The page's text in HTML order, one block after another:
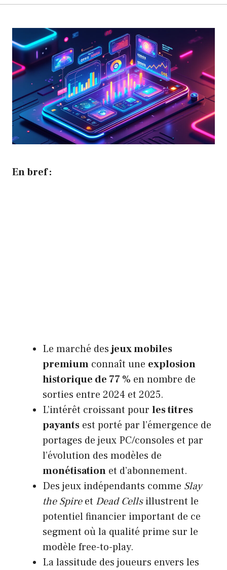
En bref :
Le marché desjeux mobiles
premium connaît une explosion
historique de 77 % en nombre de
sorties entre 2024 et 2025.
L’intérêt croissant pour les titres
payants est porté par l’émergence de
portages de jeux PC/consoles et par
l’évolution des modèles de
monétisation et d’abonnement.
Des jeux indépendants comme Slay
the Spireet Dead Cellsillustrent le
potentiel financier important de ce
segment où la qualité prime sur le
modèle free-to-play.
La lassitude des joueurs envers les